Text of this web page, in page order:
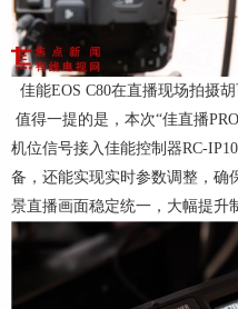
佳能EOS C80在直播现场拍摄
值得一提的是，本次“佳直播
机位信号接入佳能控制器RC-
备，还能实现实时参数调整，确
景直播画面稳定统一，大幅提